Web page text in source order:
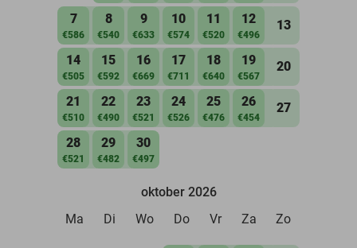
7
€586
8
€540
9
€633
10
€574
11
€520
12
€496
13
14
€505
15
€592
16
€669
17
€711
18
€640
19
€567
20
21
€510
22
€490
23
€521
24
€526
25
€476
26
€454
27
28
€521
29
€482
30
€497
oktober 2026
Ma
Di Wo Do Vr Za Zo